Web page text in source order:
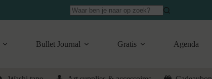
Geen
Bullet Journal Gratis Agenda